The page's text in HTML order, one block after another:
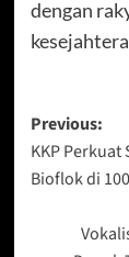
dengan
Post
Previous:
KKP
Bioflok di